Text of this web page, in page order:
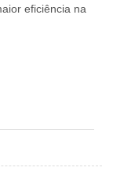
eficiência na